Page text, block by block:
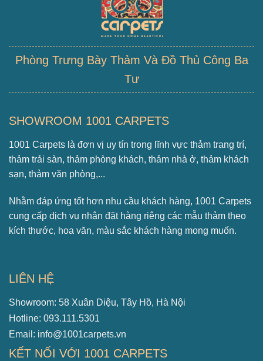
Phòng Trưng Bày Thảm Và Đồ Thủ Công Ba
Tư
SHOWROOM 1001 CARPETS
1001 Carpets là đơn vị uy tín trong lĩnh vực thảm trang trí,
thảm trải sàn, thảm phòng khách, thảm nhà ở, thảm khách
sạn, thảm văn phòng,...
Nhằm đáp ứng tốt hơn nhu cầu khách hàng, 1001 Carpets
cung cấp dịch vụ nhận đặt hàng riêng các mẫu thảm theo
kích thước, hoa văn, màu sắc khách hàng mong muốn.
LIÊN HỆ
Showroom: 58 Xuân Diệu, Tây Hồ, Hà Nội
Hotline: 093.111.5301
Email: info@1001carpets.vn
KẾT NỐI VỚI 1001 CARPETS